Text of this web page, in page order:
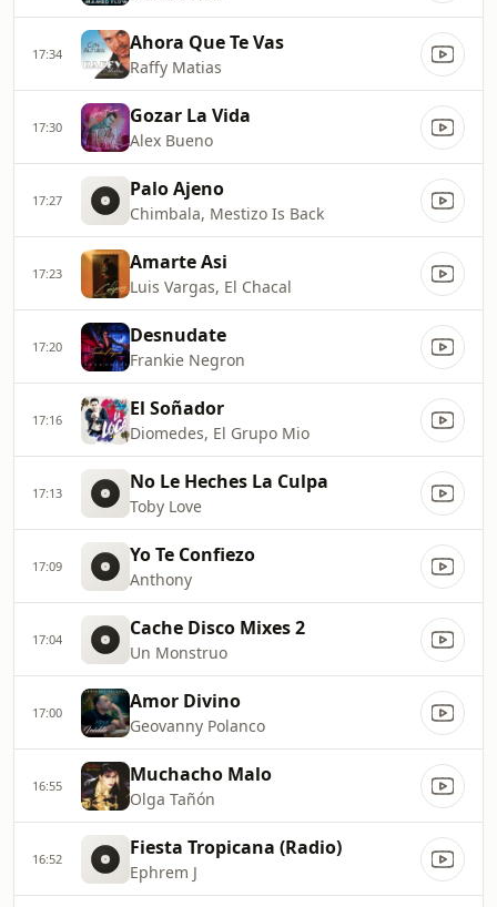
17:34 Ahora Que Te Vas
Raffy Matias
17:30 Gozar La Vida
Alex Bueno
17:27 Palo Ajeno
Chimbala, Mestizo Is Back
17:23 Amarte Asi
Luis Vargas, El Chacal
17:20 Desnudate
Frankie Negron
17:16 El Soñador
Diomedes, El Grupo Mio
17:13 No Le Heches La Culpa
Toby Love
17:09 Yo Te Confiezo
Anthony
17:04 Cache Disco Mixes 2
Un Monstruo
17:00 Amor Divino
Geovanny Polanco
16:55 Muchacho Malo
Olga Tañón
16:52 Fiesta Tropicana (Radio)
Ephrem J